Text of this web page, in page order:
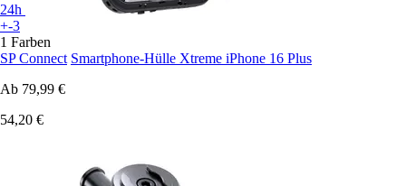
24h
+-3
1 Farben
SP Connect Smartphone-Hülle Xtreme iPhone 16 Plus
Ab 79,99 €
54,20 €